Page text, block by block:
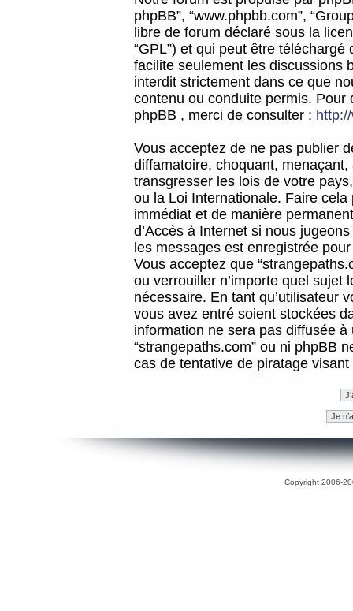
phpBB”, “www.phpbb.com”,
libre de forum déclaré sous la
“GPL”) et qui peut être téléchargé
facilite seulement les discussions
interdit strictement dans ce que
contenu ou conduite permis.
phpBB , merci de consulter :
Vous acceptez de ne pas publier
diffamatoire, choquant,
transgresser les lois de votre
ou la Loi Internationale. Faire
immédiat et de manière
d’Accès à Internet si nous
les messages est enregistrée
Vous acceptez que
ou verrouiller n’importe quel sujet
nécessaire. En tant qu’utilisateur
vous avez entré soient stockées
information ne sera pas diffusée
“strangepaths.com” ou ni phpBB
cas de tentative de piratage
Copyright 2006-